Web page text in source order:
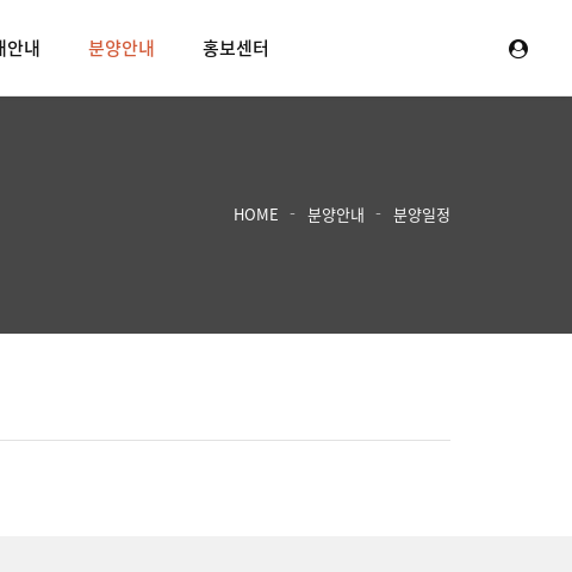
안내 분양안내 홍보센터
HOME 분양안내 분양일정